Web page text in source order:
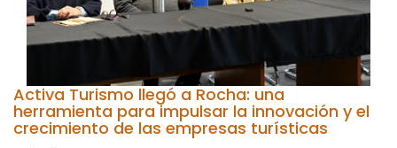
Activa Turismo llegó a Rocha: una
herramienta para impulsar la innovación y el
crecimiento de las empresas turísticas